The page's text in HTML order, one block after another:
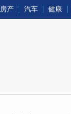
房产 汽车 健康